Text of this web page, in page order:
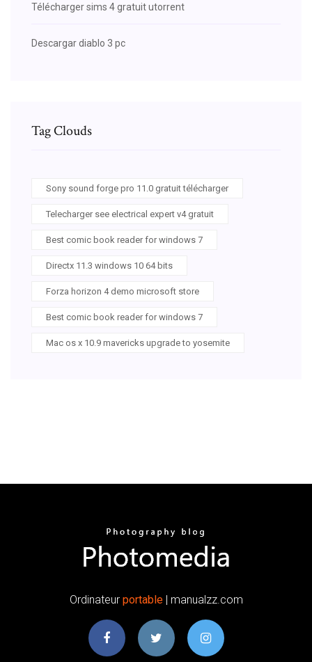
Télécharger sims 4 gratuit utorrent
Descargar diablo 3 pc
Tag Clouds
Sony sound forge pro 11.0 gratuit télécharger
Telecharger see electrical expert v4 gratuit
Best comic book reader for windows 7
Directx 11.3 windows 10 64 bits
Forza horizon 4 demo microsoft store
Best comic book reader for windows 7
Mac os x 10.9 mavericks upgrade to yosemite
Ordinateur portable| manualzz.com